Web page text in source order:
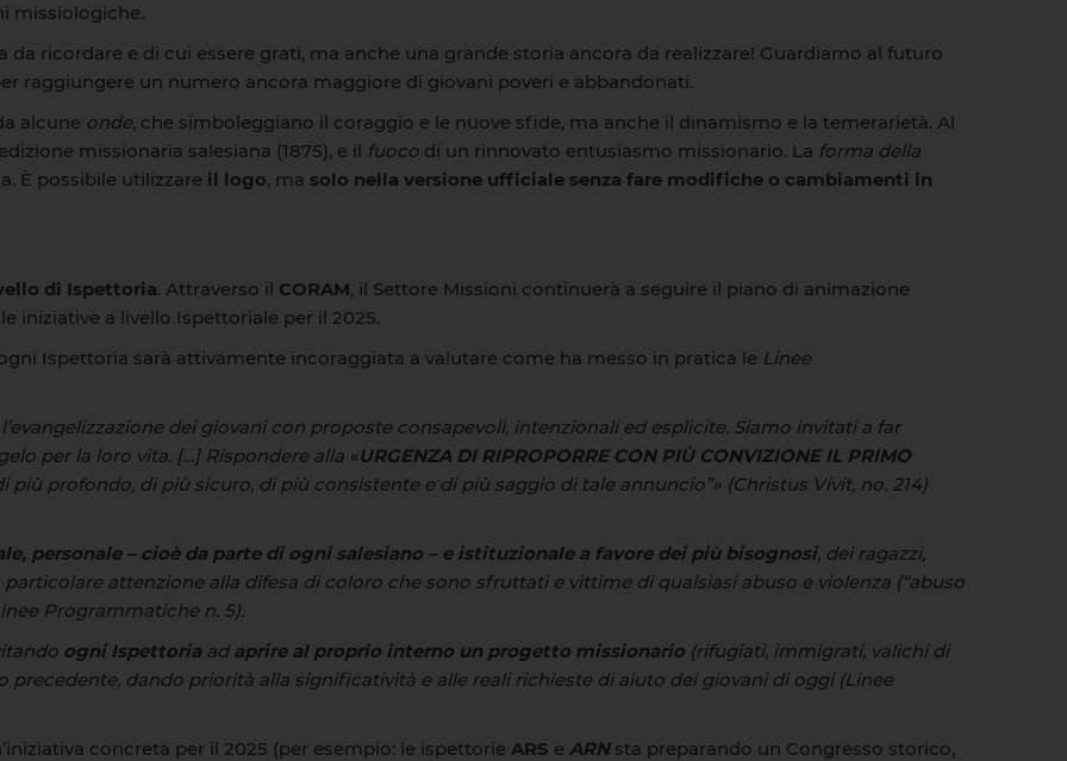
missiologiche.
ricordare e di cui essere grati, ma anche una grande storia ancora da realizzare! Guardiamo al futuro
raggiungere un numero ancora maggiore di giovani poveri e abbandonati.
alcune onde, che simboleggiano il coraggio e le nuove sfide, ma anche il dinamismo e la temerarietà. Al
missionaria salesiana (1875), e il fuoco di un rinnovato entusiasmo missionario. La forma della
È possibile utilizzare il logo, ma solo nella versione ufficiale senza fare modifiche o cambiamenti in
di Ispettoria. Attraverso il CORAM, il Settore Missioni continuerà a seguire il piano di animazione
iniziative a livello Ispettoriale per il 2025.
Ispettoria sarà attivamente incoraggiata a valutare come ha messo in pratica le Linee
dei giovani con proposte consapevoli, intenzionali ed esplicite. Siamo invitati a far
per la loro vita. […] Rispondere alla «URGENZA DI RIPROPORRE CON PIÙ CONVIZIONE IL PRIMO
più profondo, di più sicuro, di più consistente e di più saggio di tale annuncio”» (Christus Vivit, no. 214)
personale – cioè da parte di ogni salesiano – e istituzionale a favore dei più bisognosi, dei ragazzi,
particolare attenzione alla difesa di coloro che sono sfruttati e vittime di qualsiasi abuso e violenza (“abuso
Programmatiche n. 5).
ogni Ispettoria ad aprire al proprio interno un progetto missionario (rifugiati, immigrati, valichi di
precedente, dando priorità alla significatività e alle reali richieste di aiuto dei giovani di oggi (Linee
concreta per il 2025 (per esempio: le ispettorie ARS e ARN sta preparando un Congresso storico,